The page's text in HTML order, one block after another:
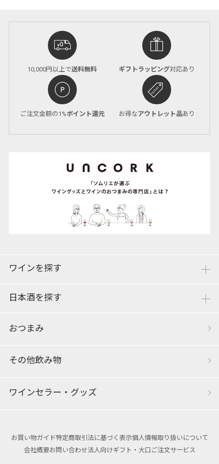
10,000円以上で送料無料 ギフトラッピング対応あり
ご注文金額の1%ポイント還元 お得なアウトレット品あり
ワインを探す
日本酒を探す
おつまみ
その他飲み物
ワインセラー・グッズ
お買い物ガイド特定商取引法に基づく表示個人情報取り扱いについて
会社概要お問い合わせ法人向けギフト・大口ご注文サービス